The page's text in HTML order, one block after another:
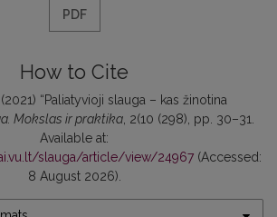
PDF
How to Cite
“Paliatyvioji slauga – kas žinotina
Mokslas ir praktika, 2(10 (298), pp. 30–31.
Available at:
slauga/article/view/24967 (Accessed:
8 August 2026).